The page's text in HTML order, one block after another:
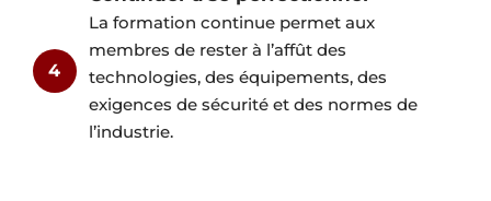
4
La formation continue permet aux
membres de rester à l’affût des
technologies, des équipements, des
exigences de sécurité et des normes de
l’industrie.